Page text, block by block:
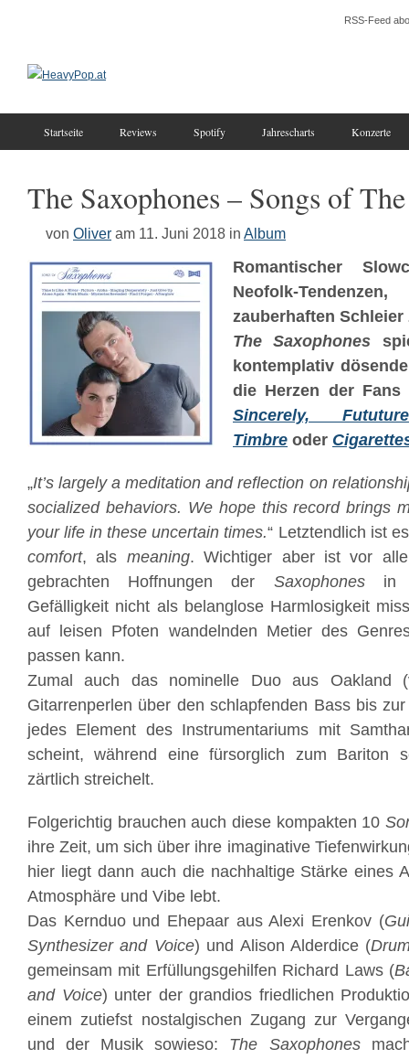
RSS-Feed
Startseite Reviews Spotify Jahrescharts Konzerte
The Saxophones – Songs of
von Oliver am 11. Juni 2018 in Album
Romantischer
Neofolk-
zauberhaften
The Saxophones
kontemplativ
die Herzen der
Sincerely,
Timbre oder
„It’s largely a meditation and reflection on
socialized behaviors. We hope this record brings
your life in these uncertain times.“ Letztendlich ist
comfort, als meaning. Wichtiger aber ist vor
gebrachten Hoffnungen der Saxophonesin
Gefälligkeit nicht als belanglose Harmlosigkeit
auf leisen Pfoten wandelnden Metier des
passen kann.
Zumal auch das nominelle Duo aus Oakland
Gitarrenperlen über den schlapfenden Bass bis
jedes Element des Instrumentariums mit
scheint, während eine fürsorglich zum Bariton
zärtlich streichelt.
Folgerichtig brauchen auch diese kompakten 10
ihre Zeit, um sich über ihre imaginative
hier liegt dann auch die nachhaltige Stärke eines
Atmosphäre und Vibe lebt.
Das Kernduo und Ehepaar aus Alexi Erenkov (
Synthesizer and Voice) und Alison Alderdice (
gemeinsam mit Erfüllungsgehilfen Richard Laws (
and Voice) unter der grandios friedlichen
einem zutiefst nostalgischen Zugang zur
und der Musik sowieso: The Saxophones